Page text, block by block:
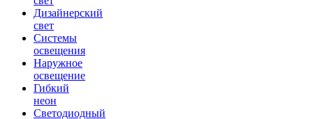
Дизайнерский
свет
Системы
освещения
Наружное
освещение
Гибкий
неон
Светодиодный